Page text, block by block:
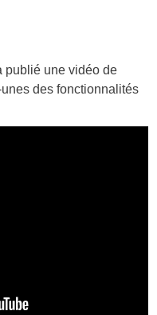
publié une vidéo de
des fonctionnalités